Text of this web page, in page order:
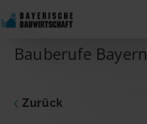
Skip to content
Bauberufe Bayern
Zurück